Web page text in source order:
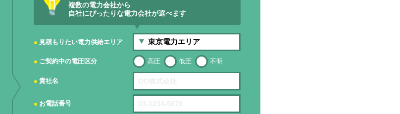
複数の電力会社から
自社にぴったりな電力会社が選べます
見積もりたい電力供給エリア
ご契約中の電圧区分 高圧 低圧 不明
貴社名
お電話番号